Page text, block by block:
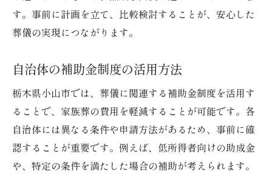
す。事前に計画を立て、比較検討することが、安心した
葬儀の実現につながります。
自治体の補助金制度の活用方法
栃木県小山市では、葬儀に関連する補助金制度を活用す
ることで、家族葬の費用を軽減することが可能です。各
自治体には異なる条件や申請方法があるため、事前に確
認することが重要です。例えば、低所得者向けの助成金
や、特定の条件を満たした場合の補助が考えられます。